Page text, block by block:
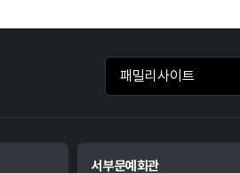
패밀리사이트 바로가기
서부문예회관